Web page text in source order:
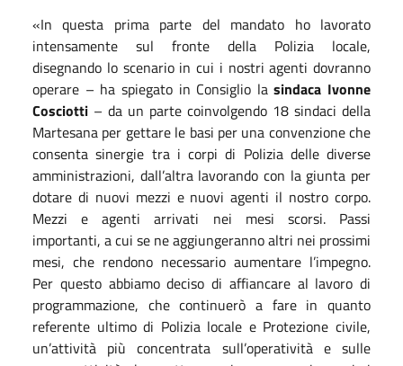
«In questa prima parte del mandato ho lavorato
intensamente sul fronte della Polizia locale,
disegnando lo scenario in cui i nostri agenti dovranno
operare – ha spiegato in Consiglio lasindaca Ivonne
Cosciotti – da un parte coinvolgendo 18 sindaci della
Martesana per gettare le basi per una convenzione che
consenta sinergie tra i corpi di Polizia delle diverse
amministrazioni, dall’altra lavorando con la giunta per
dotare di nuovi mezzi e nuovi agenti il nostro corpo.
Mezzi e agenti arrivati nei mesi scorsi. Passi
importanti, a cui se ne aggiungeranno altri nei prossimi
mesi, che rendono necessario aumentare l’impegno.
Per questo abbiamo deciso di affiancare al lavoro di
programmazione, che continuerò a fare in quanto
referente ultimo di Polizia locale e Protezione civile,
un’attività più concentrata sull’operatività e sulle